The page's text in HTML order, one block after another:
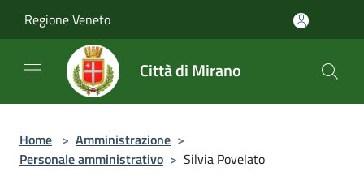
Regione Veneto
Città di Mirano
Home > Amministrazione >
Personale amministrativo > Silvia Povelato